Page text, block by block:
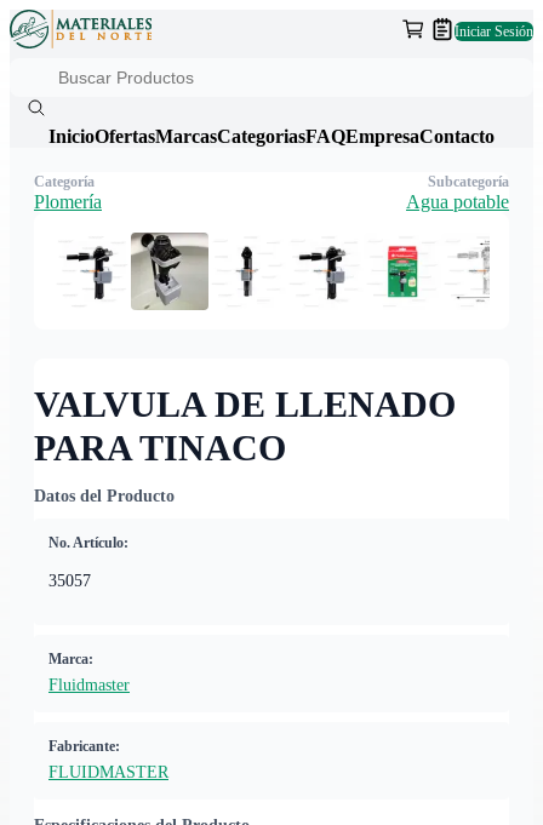
Iniciar Sesión
InicioOfertasMarcasCategoriasFAQEmpresaContacto
VALVULA DE LLENADO
PARA TINACO
Datos del Producto
No. Artículo:
35057
Marca:
Fluidmaster
Fabricante:
FLUIDMASTER
Categoría
Plomería
Subcategoría
Agua potable